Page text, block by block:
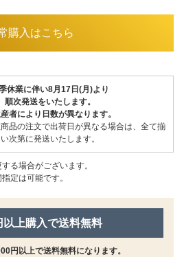
購入はこちら
休業に伴い8月17日(月)より
順次発送をいたします。
者により日数が異なります。
品の注文で出荷日が異なる場合は、全て揃
い次第に発送いたします。
る場合がございます。
定は可能です。
以上購入で送料無料
円以上で送料無料になります。